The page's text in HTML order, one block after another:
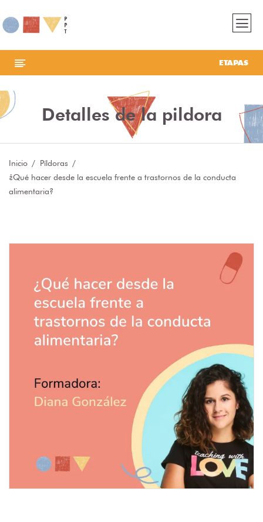
ETAPAS
Detalles de la pildora
Inicio
Píldoras
¿Qué hacer desde la escuela frente a trastornos de la conducta
alimentaria?